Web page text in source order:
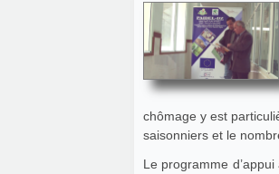
chômage y est
saisonniers et le
Le programme